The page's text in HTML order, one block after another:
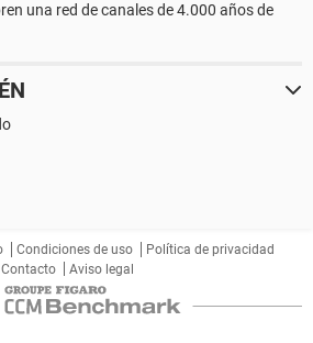
una red de canales de 4.000 años de
Condiciones de uso
Política de privacidad
Contacto
Aviso legal